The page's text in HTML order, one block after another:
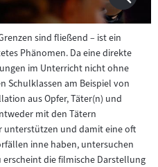
sind fließend – ist ein
Phänomen. Da eine direkte
im Unterricht nicht ohne
Schulklassen am Beispiel von
aus Opfer, Täter(n) und
mit den Tätern
unterstützen und damit eine oft
inne haben, untersuchen
die filmische Darstellung